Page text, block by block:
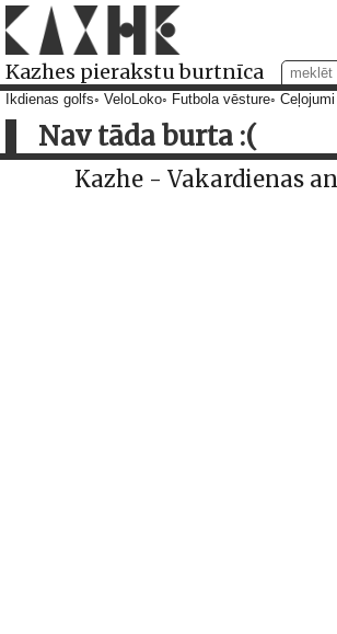
Kazhes pierakstu burtnīca
Ikdienas golfs VeloLoko Futbola vēsture Ceļojumi
Nav tāda burta :(
Kazhe - Vakardienas